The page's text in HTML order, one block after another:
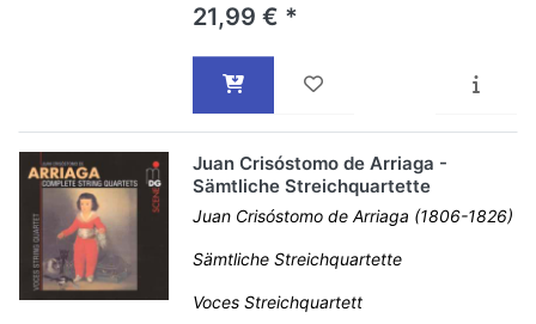
21,99 € *
Juan Crisóstomo de Arriaga -
Sämtliche Streichquartette
Juan Crisóstomo de Arriaga (1806-1826)
Sämtliche Streichquartette
Voces Streichquartett